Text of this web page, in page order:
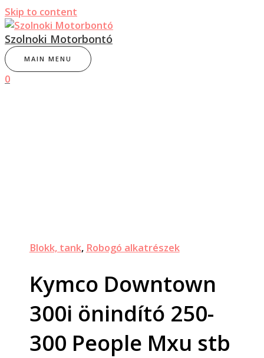
Skip to content
Szolnoki Motorbontó
MAIN MENU
0
Blokk, tank, Robogó alkatrészek
Kymco Downtown
300i önindító 250-
300 People Mxu stb